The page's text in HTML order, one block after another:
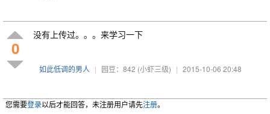
0
没有上传过。。。来学习一下
如此低调的男人 | 园豆：842 (小虾三级) | 2015-10-06 20:48
您需要登录以后才能回答，未注册用户请先注册。